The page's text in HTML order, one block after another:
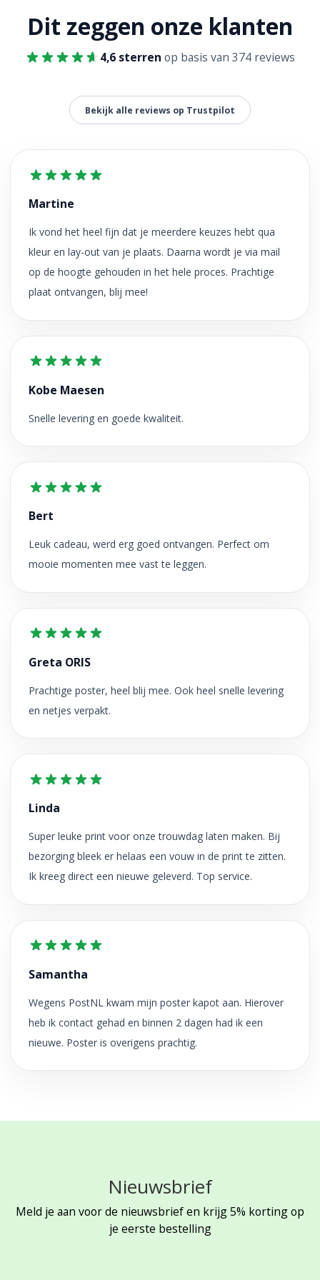
Dit zeggen onze klanten
4,6 sterren op basis van 374 reviews
Bekijk alle reviews op Trustpilot
Martine
Ik vond het heel fijn dat je meerdere keuzes hebt qua
kleur en lay-out van je plaats. Daarna wordt je via mail
op de hoogte gehouden in het hele proces. Prachtige
plaat ontvangen, blij mee!
Kobe Maesen
Snelle levering en goede kwaliteit.
Bert
Leuk cadeau, werd erg goed ontvangen. Perfect om
mooie momenten mee vast te leggen.
Greta ORIS
Prachtige poster, heel blij mee. Ook heel snelle levering
en netjes verpakt.
Linda
Super leuke print voor onze trouwdag laten maken. Bij
bezorging bleek er helaas een vouw in de print te zitten.
Ik kreeg direct een nieuwe geleverd. Top service.
Samantha
Wegens PostNL kwam mijn poster kapot aan. Hierover
heb ik contact gehad en binnen 2 dagen had ik een
nieuwe. Poster is overigens prachtig.
Nieuwsbrief
Meld je aan voor de nieuwsbrief en krijg 5% korting op
je eerste bestelling